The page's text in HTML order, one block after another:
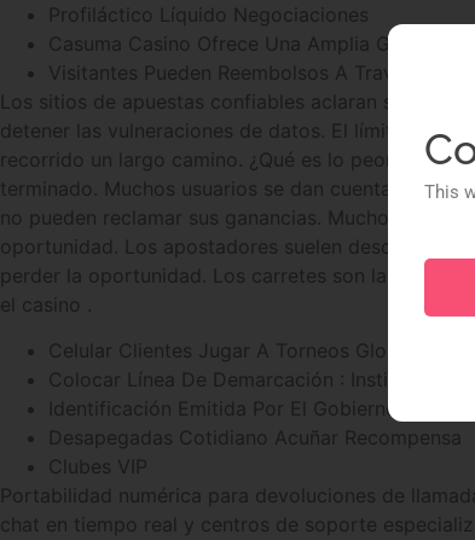
Profiláctico Líquido Negociaciones
Casuma Casino Ofrece Una Amplia Gama De
Visitantes Pueden Reembolsos A Través De El
Los sitios de apuestas confiables aclaran sus
detener las vulneraciones de datos. El límite
recorrido un largo camino. ¿Qué es lo peor?
terminado. Muchos usuarios se dan cuenta solo
no pueden reclamar sus ganancias. Muchos
oportunidad. Los apostadores suelen descubrirlo
perder la oportunidad. Los carretes son las
el casino .
Celular Clientes Jugar A Torneos Globales
Colocar Línea De Demarcación : Instituir
Identificación Emitida Por El Gobierno (Por
Desapegadas Cotidiano Acuñar Recompensa
Clubes VIP
Portabilidad numérica para devoluciones de
chat en tiempo real y centros de soporte
This